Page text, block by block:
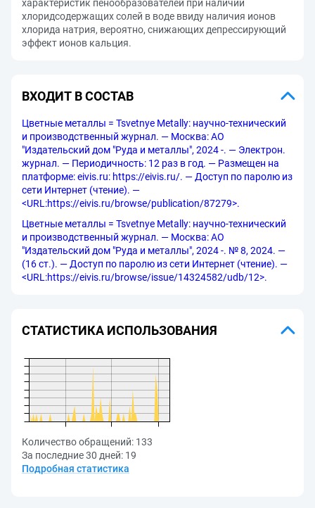
характеристик пенообразователей при наличии
хлоридсодержащих солей в воде ввиду наличия ионов
хлорида натрия, вероятно, снижающих депрессирующий
эффект ионов кальция.
ВХОДИТ В СОСТАВ
Цветные металлы = Tsvetnye Metally: научно-технический
и производственный журнал. — Москва: АО
"Издательский дом "Руда и металлы", 2024 -. — Электрон.
журнал. — Периодичность: 12 раз в год. — Размещен на
платформе: eivis.ru: https://eivis.ru/. — Доступ по паролю из
сети Интернет (чтение). —
<URL:https://eivis.ru/browse/publication/87279>.
Цветные металлы = Tsvetnye Metally: научно-технический
и производственный журнал. — Москва: АО
"Издательский дом "Руда и металлы", 2024 -. № 8, 2024. —
(16 ст.). — Доступ по паролю из сети Интернет (чтение). —
<URL:https://eivis.ru/browse/issue/14324582/udb/12>.
СТАТИСТИКА ИСПОЛЬЗОВАНИЯ
Количество обращений: 133
За последние 30 дней: 19
Подробная статистика